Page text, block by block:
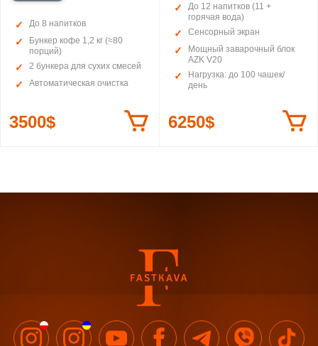
До 8 напитков
Бункер кофе 1,2 кг (≈80
порций)
2 бункера для сухих смесей
Автоматическая очистка
3500$
До 12 напитков (11 +
горячая вода)
Сенсорный экран
Мощный заварочный блок
AZK V20
Нагрузка: до 100 чашек/
день
6250$